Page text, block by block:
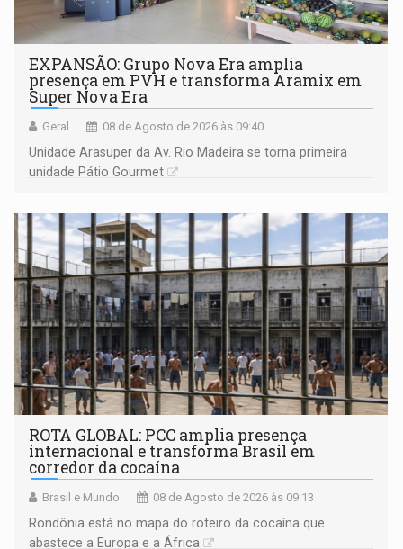
EXPANSÃO: Grupo Nova Era amplia
presença em PVH e transforma Aramix em
Super Nova Era
Geral 08 de Agosto de 2026 às 09:40
Unidade Arasuper da Av. Rio Madeira se torna primeira
unidade Pátio Gourmet
ROTA GLOBAL: PCC amplia presença
internacional e transforma Brasil em
corredor da cocaína
Brasil e Mundo 08 de Agosto de 2026 às 09:13
Rondônia está no mapa do roteiro da cocaína que
abastece a Europa e a África